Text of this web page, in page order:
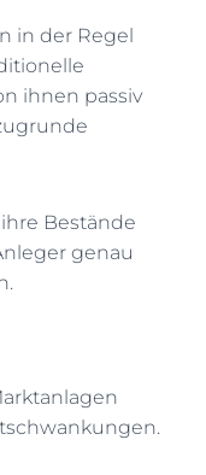
in der Regel
ihnen passiv
Bestände
genau